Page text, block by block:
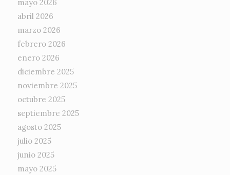
mayo 2026
abril 2026
marzo 2026
febrero 2026
enero 2026
diciembre 2025
noviembre 2025
octubre 2025
septiembre 2025
agosto 2025
julio 2025
junio 2025
mayo 2025